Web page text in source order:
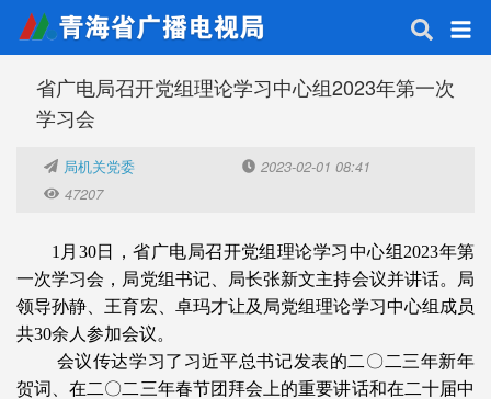
省广电局召开党组理论学习中心组2023年第一次
学习会
局机关党委
2023-02-01 08:41
47207
1月30日，省广电局召开党组理论学习中心组2023年第
一次学习会，局党组书记、局长张新文主持会议并讲话。局
领导孙静、王育宏、卓玛才让及局党组理论学习中心组成员
共30余人参加会议。
会议传达学习了习近平总书记发表的二〇二三年新年
贺词、在二〇二三年春节团拜会上的重要讲话和在二十届中